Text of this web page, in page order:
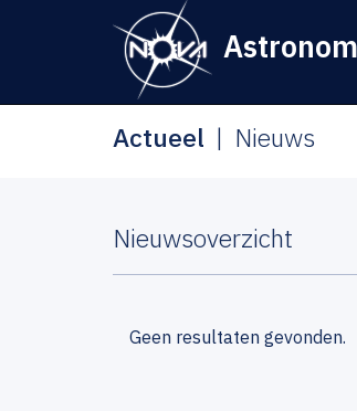
Actueel Nieuws
Nieuwsoverzicht
Geen resultaten gevonden.